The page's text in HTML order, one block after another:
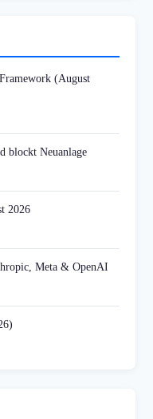
(August
blockt Neuanlage
2026
Meta & OpenAI